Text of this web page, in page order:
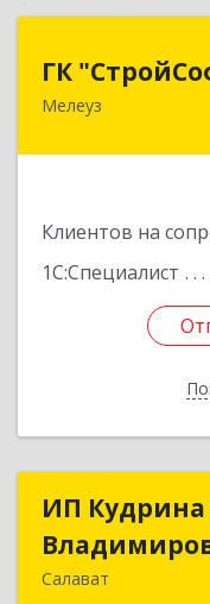
ГК
Мелеуз
Клиентов на
1С:Специалист
453852,
ИП Кудрина
Салават